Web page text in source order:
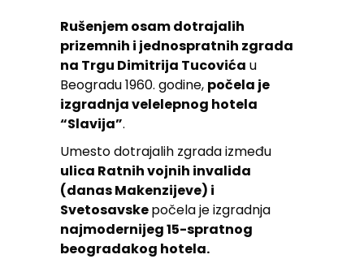
Rušenjem osam dotrajalih
prizemnih i jednospratnih zgrada
na Trgu Dimitrija Tucovića u
Beogradu 1960. godine, počela je
izgradnja velelepnog hotela
“Slavija”.
Umesto dotrajalih zgrada između
ulica Ratnih vojnih invalida
(danas Makenzijeve) i
Svetosavskepočela je izgradnja
najmodernijeg 15-spratnog
beogradakog hotela.